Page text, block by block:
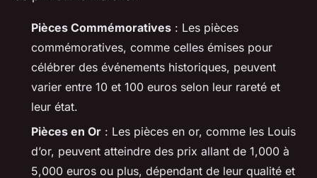
Pièces Commémoratives : Les pièces
commémoratives, comme celles émises pour
célébrer des événements historiques, peuvent
varier entre 10 et 100 euros selon leur rareté et
leur état.
Pièces en Or : Les pièces en or, comme les Louis
d’or, peuvent atteindre des prix allant de 1,000 à
5,000 euros ou plus, dépendant de leur qualité et